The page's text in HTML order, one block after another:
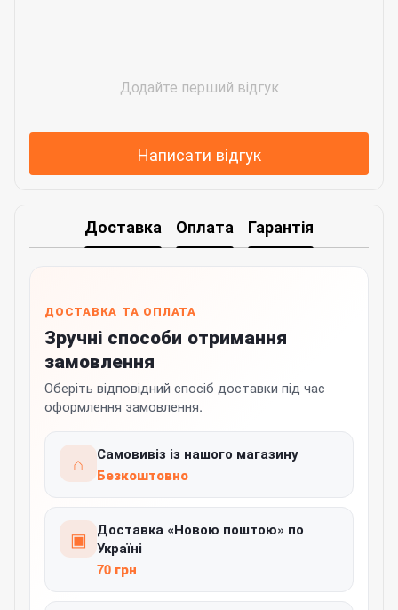
Додайте перший відгук
Написати відгук
Доставка Оплата Гарантія
ДОСТАВКА ТА ОПЛАТА
Зручні способи отримання
замовлення
Оберіть відповідний спосіб доставки під час
оформлення замовлення.
⌂
Самовивіз із нашого магазину
Безкоштовно
▣
Доставка «Новою поштою» по
Україні
70 грн